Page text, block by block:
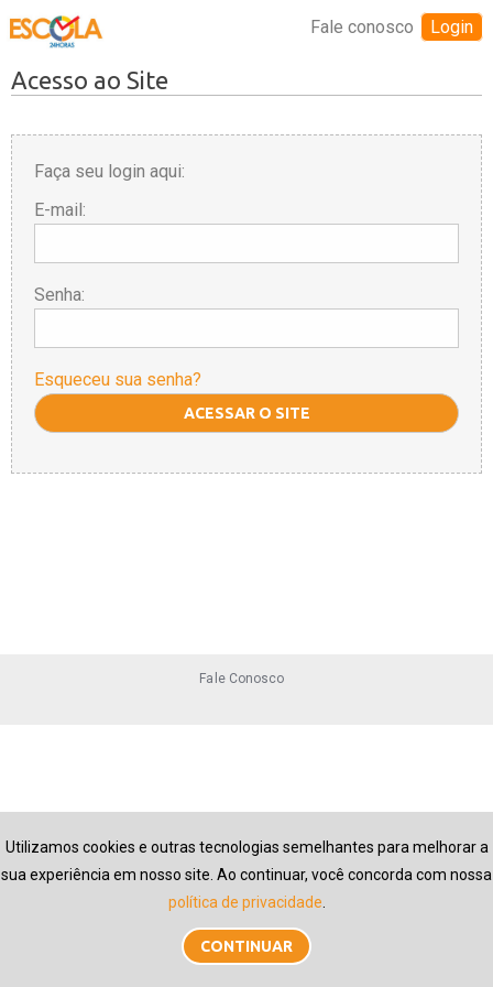
Fale conosco Login
Acesso ao Site
Faça seu login aqui:
E-mail:
Senha:
Esqueceu sua senha?
Fale Conosco
Utilizamos cookies e outras tecnologias semelhantes para melhorar a
sua experiência em nosso site. Ao continuar, você concorda com nossa
política de privacidade
CONTINUAR